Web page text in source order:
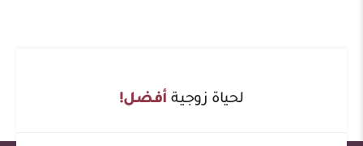
لحياة زوجية أفضل!